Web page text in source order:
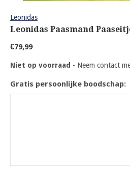
Leonidas
Leonidas Paasmand
€79,99
Niet op voorraad - Neem contact
Gratis persoonlijke boodschap: